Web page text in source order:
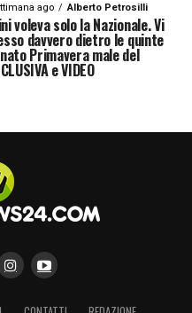
ago Alberto Petrosilli
voleva solo la Nazionale. Vi
davvero dietro le quinte
Primavera male del
e VIDEO